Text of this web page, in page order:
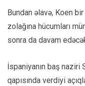
Bundan əlavə, Koen
zolağına hücumları
sonra da davam
İspaniyanın baş naziri
qapısında verdiyi